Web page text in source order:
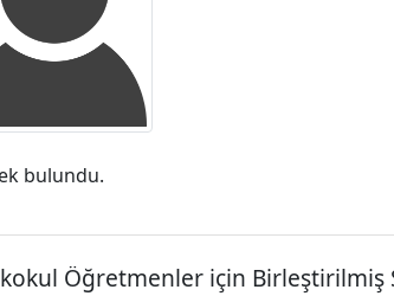
bulundu.
Öğretmenler için Birleştirilmiş